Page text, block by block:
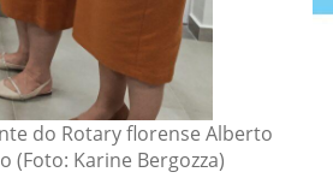
do Rotary florense Alberto
(Foto: Karine Bergozza)